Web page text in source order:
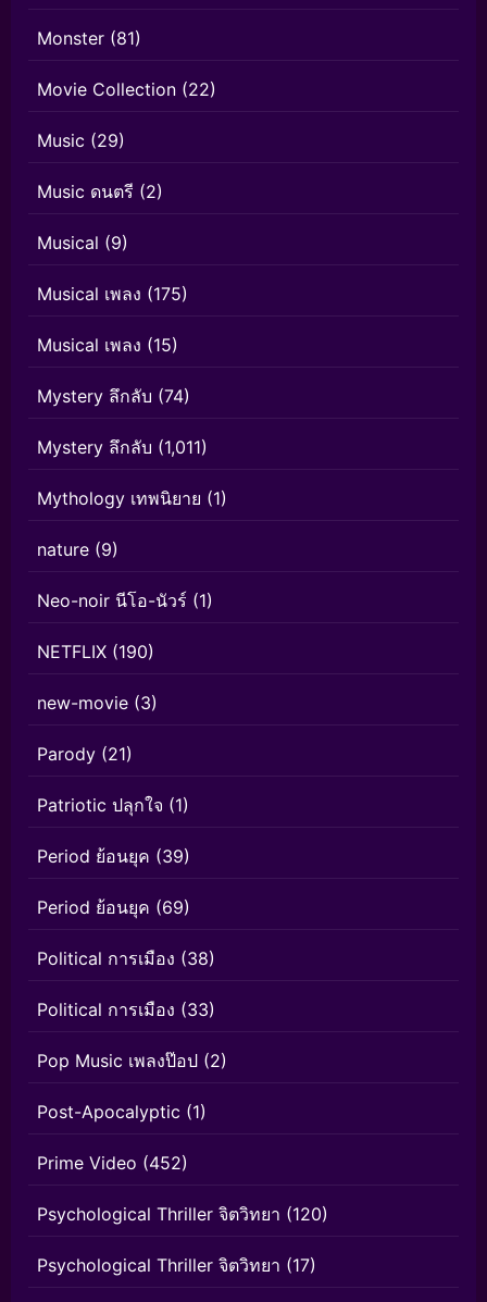
Monster (81)
Movie Collection (22)
Music (29)
Music ดนตรี (2)
Musical (9)
Musical เพลง (175)
Musical เพลง (15)
Mystery ลึกลับ (74)
Mystery ลึกลับ (1,011)
Mythology เทพนิยาย (1)
nature (9)
Neo-noir นีโอ-นัวร์ (1)
NETFLIX (190)
new-movie (3)
Parody (21)
Patriotic ปลุกใจ (1)
Period ย้อนยุค (39)
Period ย้อนยุค (69)
Political การเมือง (38)
Political การเมือง (33)
Pop Music เพลงป๊อป (2)
Post-Apocalyptic (1)
Prime Video (452)
Psychological Thriller จิตวิทยา (120)
Psychological Thriller จิตวิทยา (17)